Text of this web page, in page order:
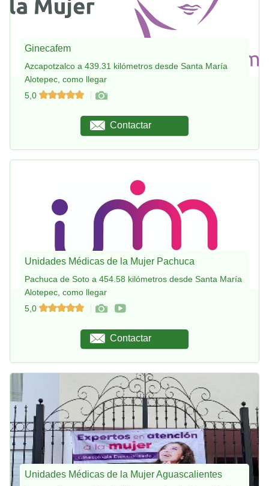
Ginecafem
Azcapotzalco a 439.31 kilómetros desde Santa María
Alotepec, como llegar
5,0
Contactar
Unidades Médicas de la Mujer Pachuca
Pachuca de Soto a 454.58 kilómetros desde Santa María
Alotepec, como llegar
5,0
Contactar
Unidades Médicas de la Mujer Aguascalientes